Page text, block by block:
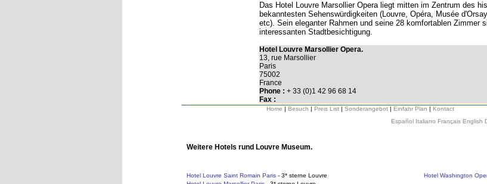
Das Hotel Louvre Marsollier Opera liegt mitten im Zentrum des
bekanntesten Sehenswürdigkeiten (Louvre, Opéra, Musée
etc). Sein eleganter Rahmen und seine 28 komfortablen Zimmer
interessanten Stadtbesichtigung.
Hotel Louvre Marsollier Opera.
13, rue Marsollier
Paris
75002
France
Phone : + 33 (0)1 42 96 68 14
Fax :
Home | Besuch | Preis List |Sonderangebot | Einfahr Plan | Kontact
English
Français
Italiano
Español
Weitere Hotels rund Louvre Museum.
Hotel Louvre Saint Romain Paris- 3* sterne Louvre
Hotel Washington